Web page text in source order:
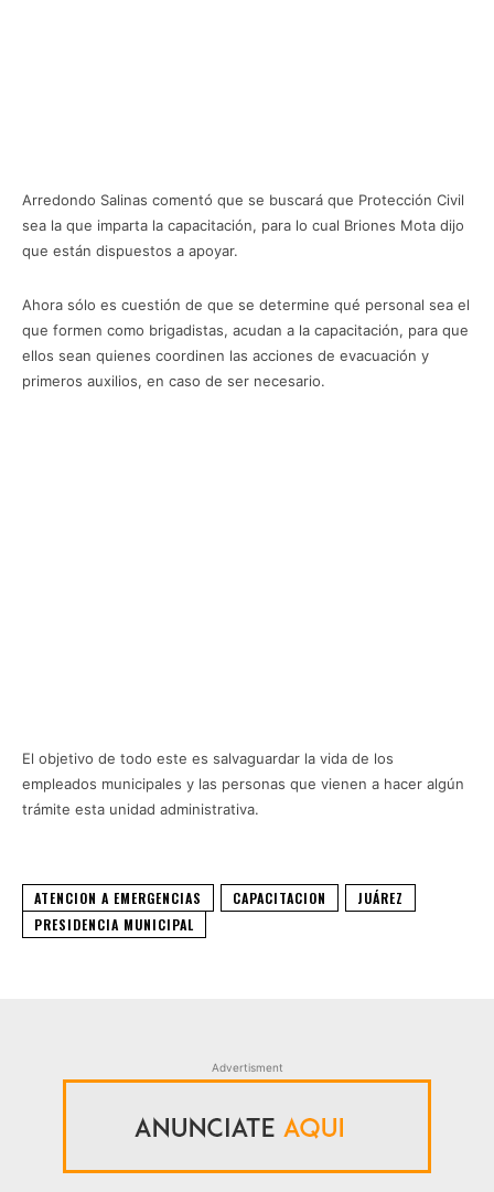
Arredondo Salinas comentó que se buscará que Protección Civil
sea la que imparta la capacitación, para lo cual Briones Mota dijo
que están dispuestos a apoyar.
Ahora sólo es cuestión de que se determine qué personal sea el
que formen como brigadistas, acudan a la capacitación, para que
ellos sean quienes coordinen las acciones de evacuación y
primeros auxilios, en caso de ser necesario.
El objetivo de todo este es salvaguardar la vida de los
empleados municipales y las personas que vienen a hacer algún
trámite esta unidad administrativa.
ATENCION A EMERGENCIAS CAPACITACION
JUÁREZ
PRESIDENCIA MUNICIPAL
Advertisment